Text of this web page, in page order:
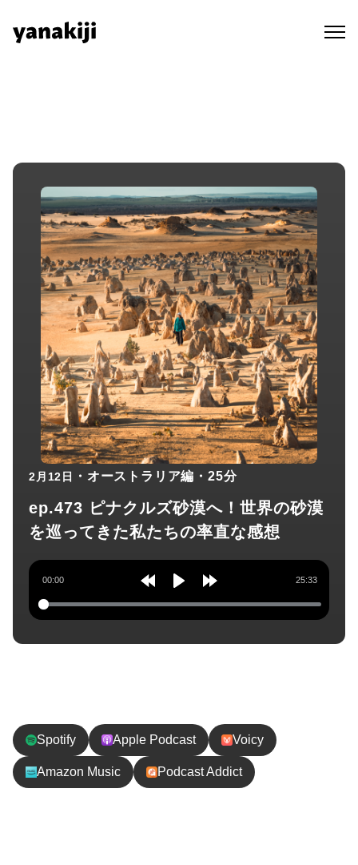
content
2月12日 ・オーストラリア編 ・25分
ep.473 ピナクルズ砂漠へ！世界の砂漠
を巡ってきた私たちの率直な感想
RewindPlay Forward
00:00 25:33
Spotify Apple Podcast Voicy
Amazon Music Podcast Addict